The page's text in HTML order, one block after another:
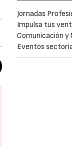
Jornadas
Impulsa tus
Comunicación y
Eventos